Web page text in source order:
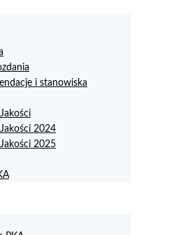
i stanowiska
2024
2025